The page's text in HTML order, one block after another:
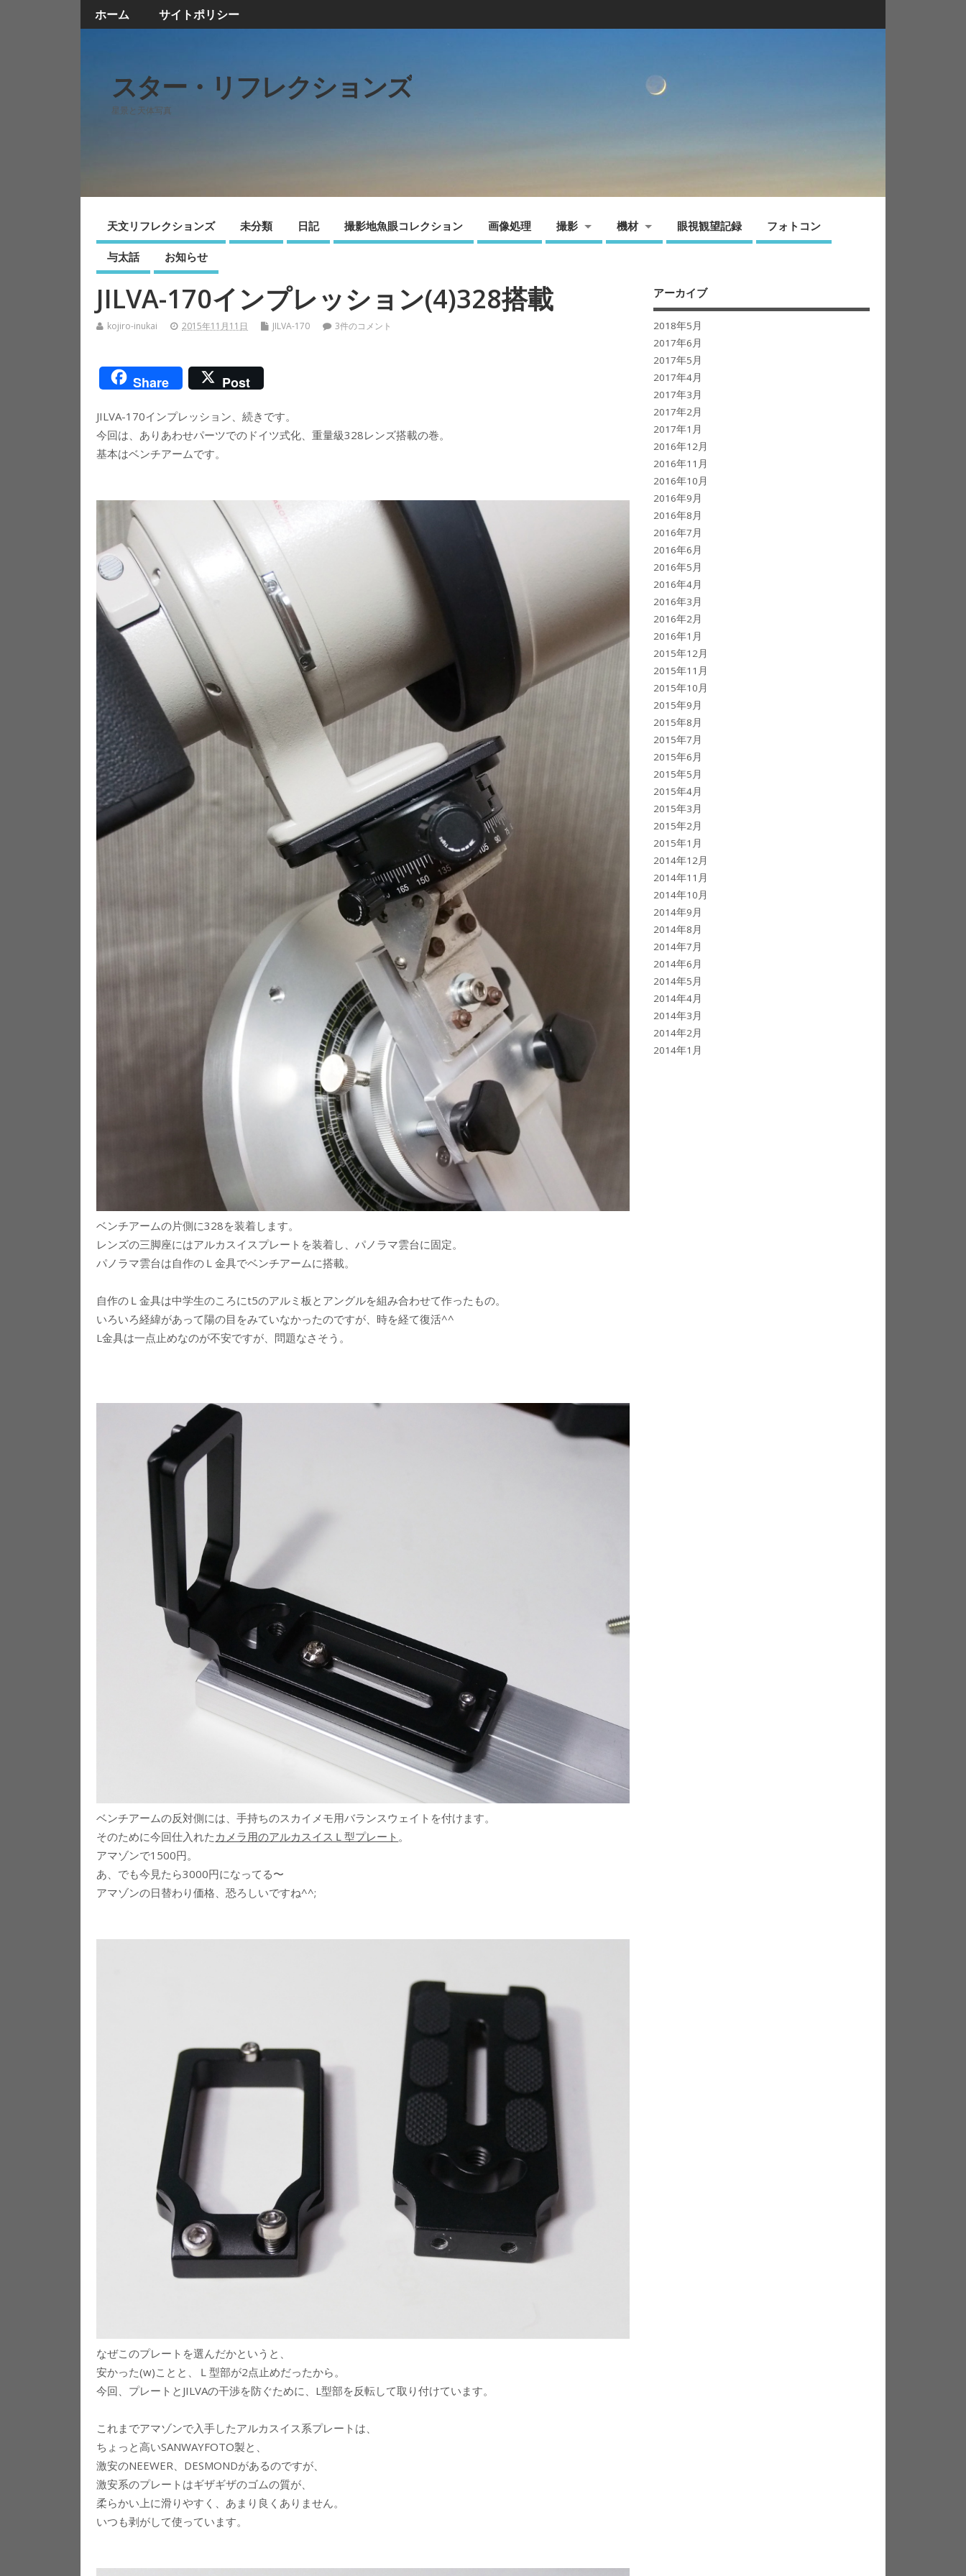
ホーム サイトポリシー
スター・リフレクションズ
星景と天体写真
天文リフレクションズ 未分類 日記 撮影地魚眼コレクション 画像処理 撮影 機材 眼視観望記録 フォトコン
与太話 お知らせ
JILVA-170インプレッション(4)328搭載
kojiro-inukai 2015年11月11日 JILVA-170 3件のコメント
Share Post
JILVA-170インプレッション、続きです。
今回は、ありあわせパーツでのドイツ式化、重量級328レンズ搭載の巻。
基本はベンチアームです。
ベンチアームの片側に328を装着します。
レンズの三脚座にはアルカスイスプレートを装着し、パノラマ雲台に固定。
パノラマ雲台は自作のＬ金具でベンチアームに搭載。
自作のＬ金具は中学生のころにt5のアルミ板とアングルを組み合わせて作ったもの。
いろいろ経緯があって陽の目をみていなかったのですが、時を経て復活^^
L金具は一点止めなのが不安ですが、問題なさそう。
ベンチアームの反対側には、手持ちのスカイメモ用バランスウェイトを付けます。
そのために今回仕入れた カメラ用のアルカスイスＬ型プレート 。
アマゾンで1500円。
あ、でも今見たら3000円になってる〜
アマゾンの日替わり価格、恐ろしいですね^^;
なぜこのプレートを選んだかというと、
安かった(w)ことと、Ｌ型部が2点止めだったから。
今回、プレートとJILVAの干渉を防ぐために、L型部を反転して取り付けています。
これまでアマゾンで入手したアルカスイス系プレートは、
ちょっと高いSANWAYFOTO製と、
激安のNEEWER、DESMONDがあるのですが、
激安系のプレートはギザギザのゴムの質が、
柔らかい上に滑りやすく、あまり良くありません。
いつも剥がして使っています。
アーカイブ
2018年5月
2017年6月
2017年5月
2017年4月
2017年3月
2017年2月
2017年1月
2016年12月
2016年11月
2016年10月
2016年9月
2016年8月
2016年7月
2016年6月
2016年5月
2016年4月
2016年3月
2016年2月
2016年1月
2015年12月
2015年11月
2015年10月
2015年9月
2015年8月
2015年7月
2015年6月
2015年5月
2015年4月
2015年3月
2015年2月
2015年1月
2014年12月
2014年11月
2014年10月
2014年9月
2014年8月
2014年7月
2014年6月
2014年5月
2014年4月
2014年3月
2014年2月
2014年1月